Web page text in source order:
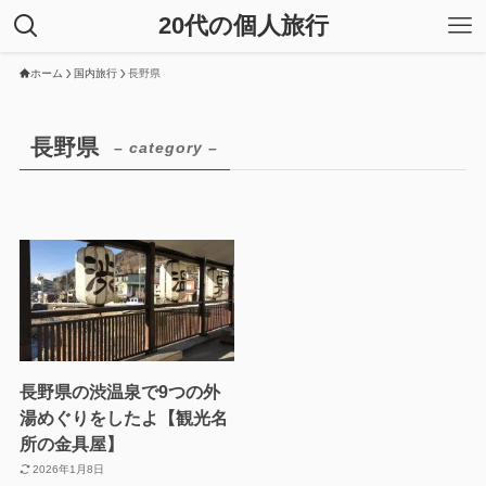
20代の個人旅行
ホーム 国内旅行 長野県
長野県 – category –
長野県の渋温泉で9つの外
湯めぐりをしたよ【観光名
所の金具屋】
2026年1月8日